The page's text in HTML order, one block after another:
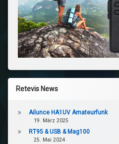
Retevis News
Ailunce HA1UV Amateurfunk
19. März 2025
RT95 & USB & Mag100
25. Mai 2024